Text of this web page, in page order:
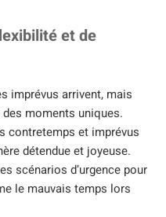
et de
imprévus arrivent, mais
moments uniques.
contretemps et imprévus
détendue et joyeuse.
scénarios d’urgence pour
le mauvais temps lors